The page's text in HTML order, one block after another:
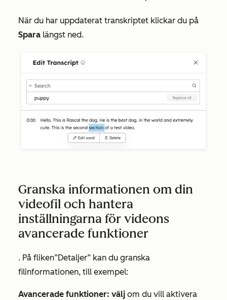
När du har uppdaterat transkriptet klickar du på
Spara längst ned.
Granska informationen om din
videofil och hantera
inställningarna för videons
avancerade funktioner
. På fliken”Detaljer” kan du granska
filinformationen, till exempel:
Avancerade funktioner: välj om du vill aktivera